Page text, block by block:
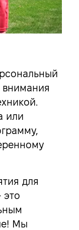
или
для
это
Мы